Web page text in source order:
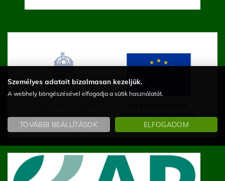
Személyes adatait bizalmasan kezeljük.
A webhely böngészésével elfogadja a sütik használatát.
TOVÁBBI BEÁLLÍTÁSOK ELFOGADOM